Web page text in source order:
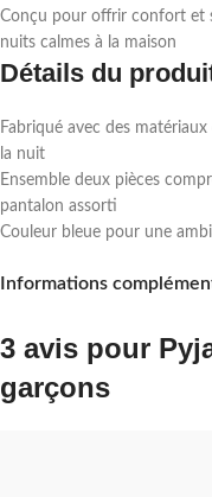
Conçu pour offrir confort et
nuits calmes à la maison
Détails du
Fabriqué avec des
la nuit
Ensemble deux pièces
pantalon assorti
Couleur bleue pour une
Informations
3 avis pour
garçons